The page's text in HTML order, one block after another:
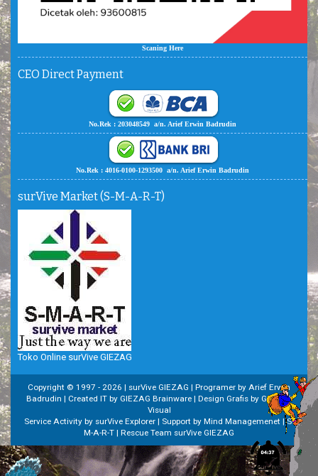
Scaning Here
CEO Direct Payment
No.Rek : 203048549 a/n. Arief Erwin Badrudin
No.Rek : 4016-0100-1293500 a/n. Arief Erwin Badrudin
surVive Market (S-M-A-R-T)
Toko Online surVive GIEZAG
Copyright © 1997 - 2026 | surVive GIEZAG | Programer by Arief Erwin
Badrudin | Created IT by GIEZAG Brainware | Design Grafis by GIEZAG
Visual
Service Activity by surVive Explorer | Support by Mind Managemenet | S-
M-A-R-T | Rescue Team surVive GIEZAG